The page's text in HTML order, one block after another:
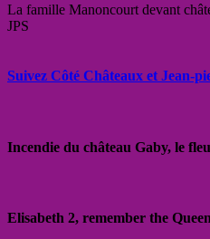
La famille Manoncourt devant
JPS
Suivez Côté Châteaux et Jean-
Incendie du château Gaby, le
Elisabeth 2, remember the